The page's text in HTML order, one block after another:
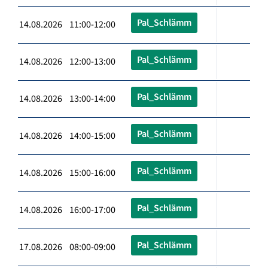
14.08.2026 11:00-12:00 Pal_Schlämm
14.08.2026 12:00-13:00 Pal_Schlämm
14.08.2026 13:00-14:00 Pal_Schlämm
14.08.2026 14:00-15:00 Pal_Schlämm
14.08.2026 15:00-16:00 Pal_Schlämm
14.08.2026 16:00-17:00 Pal_Schlämm
17.08.2026 08:00-09:00 Pal_Schlämm